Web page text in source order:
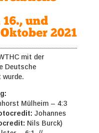
und
2021
mit der
Deutsche
Mülheim – 4:3
Johannes
Nils Burck)